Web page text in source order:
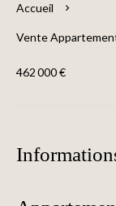
Accueil
Vente
462 000 €